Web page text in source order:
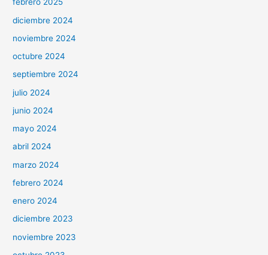
febrero 2025
diciembre 2024
noviembre 2024
octubre 2024
septiembre 2024
julio 2024
junio 2024
mayo 2024
abril 2024
marzo 2024
febrero 2024
enero 2024
diciembre 2023
noviembre 2023